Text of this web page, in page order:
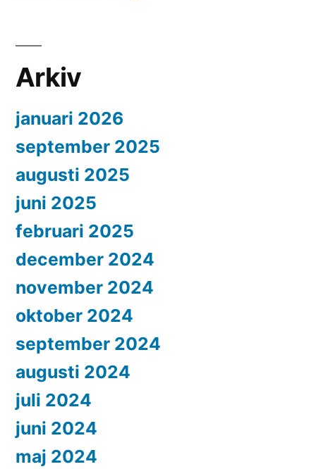
Arkiv
januari 2026
september 2025
augusti 2025
juni 2025
februari 2025
december 2024
november 2024
oktober 2024
september 2024
augusti 2024
juli 2024
juni 2024
maj 2024